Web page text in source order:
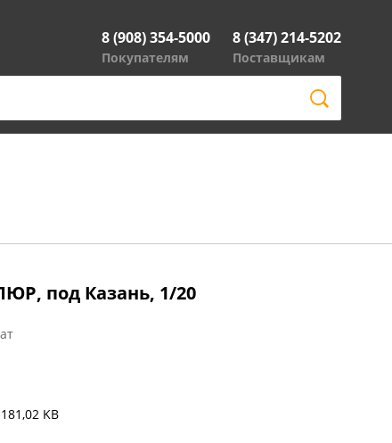
8 (908) 354-5000
Покупателям
8 (347) 214-5202
Поставщикам
под Казань, 1/20
KB